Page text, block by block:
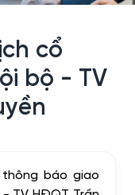
cổ
bộ - TV
báo giao